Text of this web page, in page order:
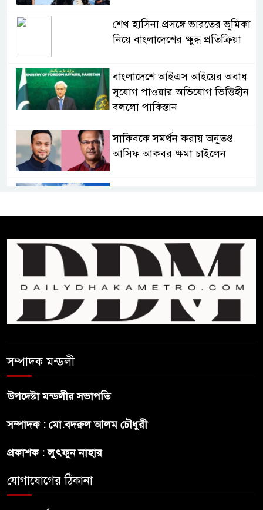
শেখ হাসিনা প্রসঙ্গে ভারতের ভূমিকা
নিয়ে বাংলাদেশের ক্ষুব্ধ প্রতিক্রিয়া
বাংলাদেশে আইএস আইয়ের অবাধ
সুযোগ পাওয়ার অভিযোগ ভিত্তিহীন
বললো পাকিস্তান
সাকিবকে সমর্থন করায় অনুতপ্ত
আসিফ আকবর ক্ষমা চাইলেন
প্রথম শ্রেণি ছাড়া অন্য সব শ্রেণিতে
হবে ভর্তি পরীক্ষা: শিক্ষা মন্ত্রণালয়
কাউকে অসম্মান করতে নয়,
জনগনের অধিকার আদায়ে এসেছিঃ
জামাতের আমির
বন্ধুত্ব : ব্রেট লি
সম্পাদক মন্ডলী
উপদেষ্টা মন্ডলীর সভাপতি
সম্পাদক : মো.বদরুল আলম চৌধুরী
প্রকাশক : লুৎফুন নাহার
যোগাযোগের ঠিকানা